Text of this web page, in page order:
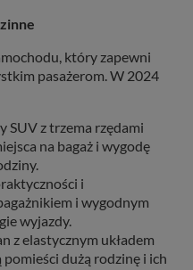
który zapewni
pasażerom. W 2024
SUV z trzema rzędami
na bagaż i wygodę
i
i wygodnym
wyjazdy.
z elastycznym układem
dużą rodzinę i ich